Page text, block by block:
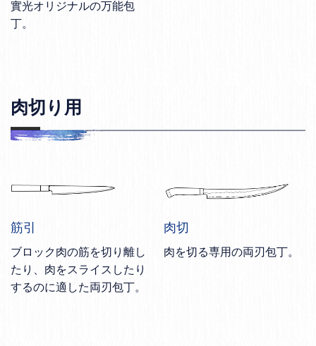
實光オリジナルの万能包
丁。
肉切り用
筋引
ブロック肉の筋を切り離し
たり、肉をスライスしたり
するのに適した両刃包丁。
肉切
肉を切る専用の両刃包丁。